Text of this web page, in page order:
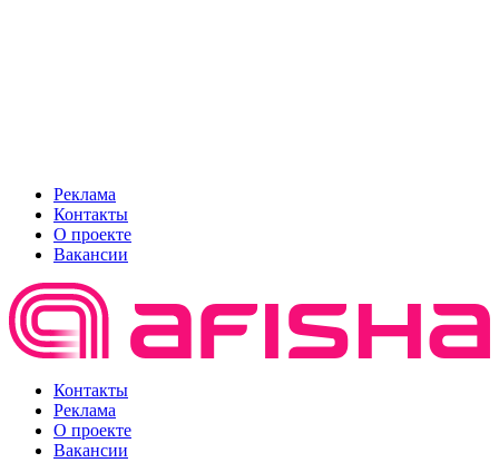
Реклама
Контакты
О проекте
Вакансии
Контакты
Реклама
О проекте
Вакансии